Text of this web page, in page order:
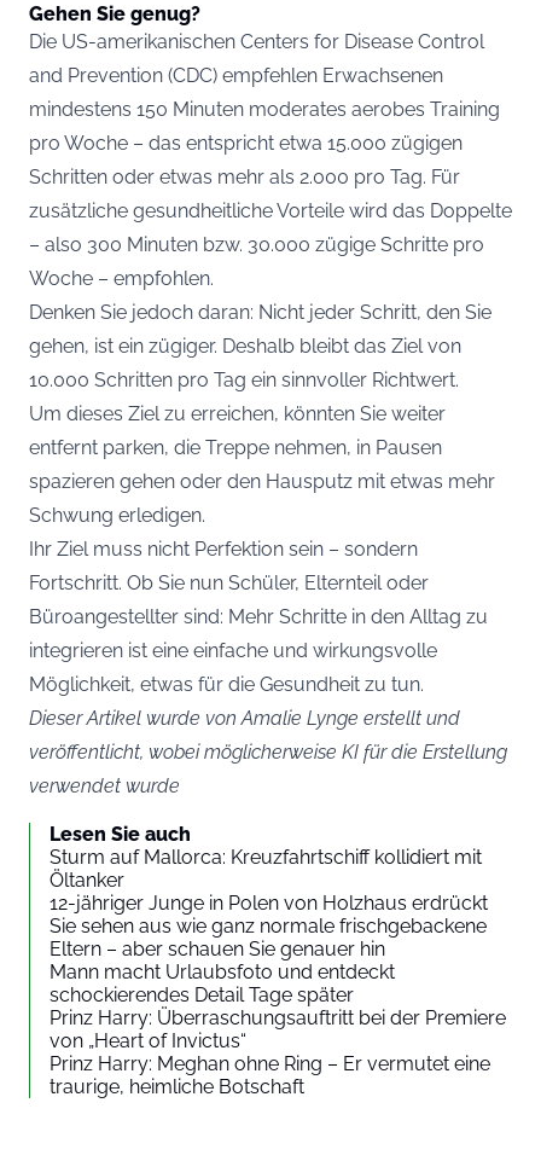
Gehen Sie genug?
Die US-amerikanischen Centers for Disease Control
and Prevention (CDC) empfehlen Erwachsenen
mindestens 150 Minuten moderates aerobes Training
pro Woche – das entspricht etwa 15.000 zügigen
Schritten oder etwas mehr als 2.000 pro Tag. Für
zusätzliche gesundheitliche Vorteile wird das Doppelte
– also 300 Minuten bzw. 30.000 zügige Schritte pro
Woche – empfohlen.
Denken Sie jedoch daran: Nicht jeder Schritt, den Sie
gehen, ist ein zügiger. Deshalb bleibt das Ziel von
10.000 Schritten pro Tag ein sinnvoller Richtwert.
Um dieses Ziel zu erreichen, könnten Sie weiter
entfernt parken, die Treppe nehmen, in Pausen
spazieren gehen oder den Hausputz mit etwas mehr
Schwung erledigen.
Ihr Ziel muss nicht Perfektion sein – sondern
Fortschritt. Ob Sie nun Schüler, Elternteil oder
Büroangestellter sind: Mehr Schritte in den Alltag zu
integrieren ist eine einfache und wirkungsvolle
Möglichkeit, etwas für die Gesundheit zu tun.
Dieser Artikel wurde von Amalie Lynge erstellt und
veröffentlicht, wobei möglicherweise KI für die Erstellung
verwendet wurde
Lesen Sie auch
Sturm auf Mallorca: Kreuzfahrtschiff kollidiert mit
Öltanker
12-jähriger Junge in Polen von Holzhaus erdrückt
Sie sehen aus wie ganz normale frischgebackene
Eltern – aber schauen Sie genauer hin
Mann macht Urlaubsfoto und entdeckt
schockierendes Detail Tage später
Prinz Harry: Überraschungsauftritt bei der Premiere
von „Heart of Invictus“
Prinz Harry: Meghan ohne Ring – Er vermutet eine
traurige, heimliche Botschaft